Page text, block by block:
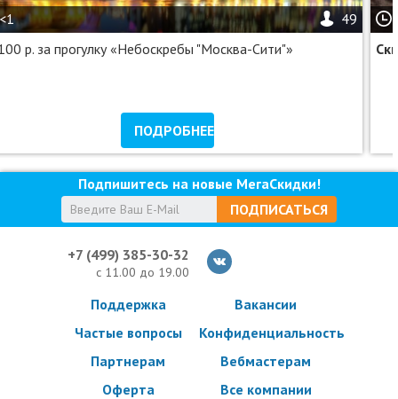
<1
49
р. за прогулку «Небоскребы "Москва-Сити"»
ПОДРОБНЕЕ
Подпишитесь на новые МегаСкидки!
ПОДПИСАТЬСЯ
+7 (499) 385-30-32
с 11.00 до 19.00
Поддержка
Частые вопросы
Партнерам
Оферта
Вакансии
Конфиденциальность
Вебмастерам
Все компании